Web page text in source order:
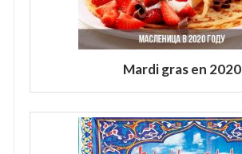
Mardi gras en 2020